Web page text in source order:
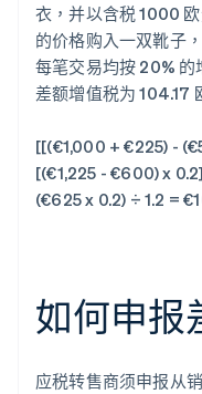
衣，并以含税 1000
的价格购入一双靴子
每笔交易均按 20%
差额增值税为 104.17
[[(€1,000 + €225) -
[(€1,225 - €600) x
(€625 x 0.2) ÷ 1.2 =
如何申报
应税转售商须申报从